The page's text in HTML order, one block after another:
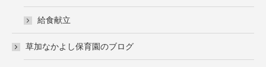
給食献立
草加なかよし保育園のブログ